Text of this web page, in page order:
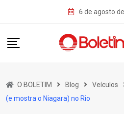
6 de agosto
O BOLETIM Blog Veículos
(e mostra o Niagara) no Rio